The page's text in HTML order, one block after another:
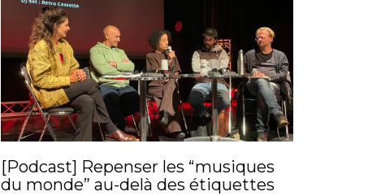
[Podcast] Repenser les “musiques
du monde” au-delà des étiquettes